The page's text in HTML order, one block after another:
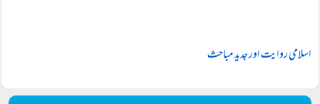
اسلامی روایت اور جدید مباحث